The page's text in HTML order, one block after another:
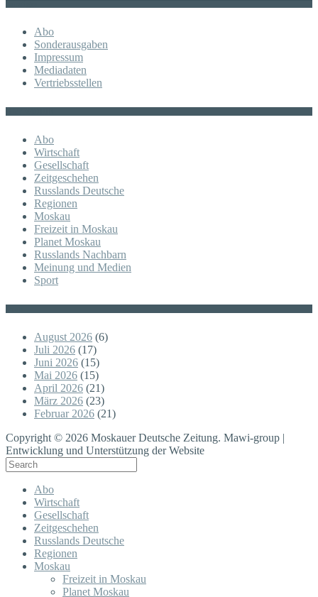
Abo
Sonderausgaben
Impressum
Mediadaten
Vertriebsstellen
Abo
Wirtschaft
Gesellschaft
Zeitgeschehen
Russlands Deutsche
Regionen
Moskau
Freizeit in Moskau
Planet Moskau
Russlands Nachbarn
Meinung und Medien
Sport
August 2026 (6)
Juli 2026 (17)
Juni 2026 (15)
Mai 2026 (15)
April 2026 (21)
März 2026 (23)
Februar 2026 (21)
Copyright © 2026 Moskauer Deutsche Zeitung. Mawi-group |
Entwicklung und Unterstützung der Website
Abo
Wirtschaft
Gesellschaft
Zeitgeschehen
Russlands Deutsche
Regionen
Moskau
Freizeit in Moskau
Planet Moskau